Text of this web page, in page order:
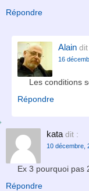
Répondre
Alain dit
16
Les conditions
Répondre
kata dit :
10 décembre,
Ex 3 pourquoi pas
Répondre